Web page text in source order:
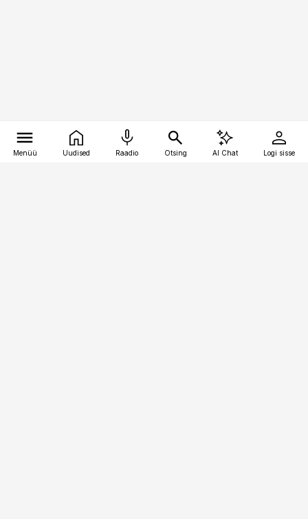
Menüü Uudised Raadio Otsing AI Chat Logi sisse